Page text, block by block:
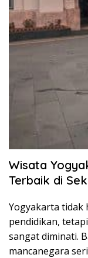
Wisata
Terbaik di
Yogyakarta tidak
pendidikan,
sangat diminati.
mancanegara